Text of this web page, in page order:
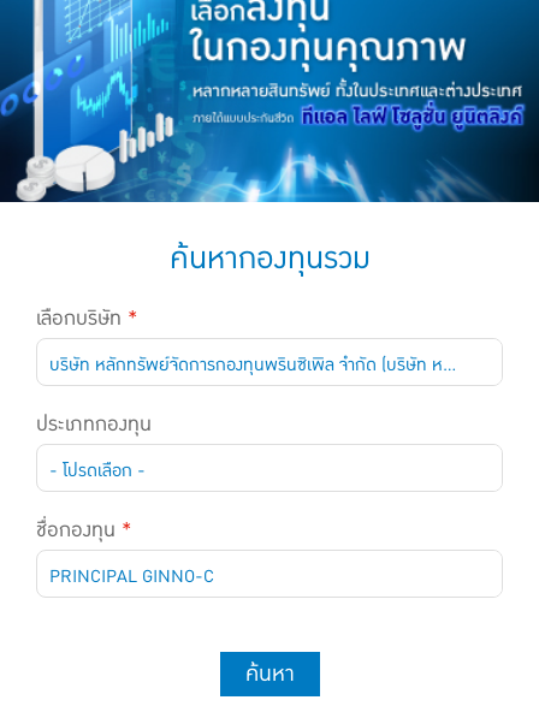
แบบประกันทั้งหมด
แบบประกันที่เหมาะกับช่วงอายุ
เปรียบเทียบแบบประกัน
เลือกแบบประกันที่เหมาะกับคุณ
TL Learning Centerค้นหากองทุนรวม
เลือกบริษัท *
บริษัท หลักทรัพย์จัดการกองทุนพรินซิเพิล จำกัด (บริษัท หลักทรัพย์จัดการกองทุนพรินซิเพิล จำกัด)
ประเภทกองทุน
- โปรดเลือก -
ชื่อกองทุน *
PRINCIPAL GINNO-C
ค้นหา